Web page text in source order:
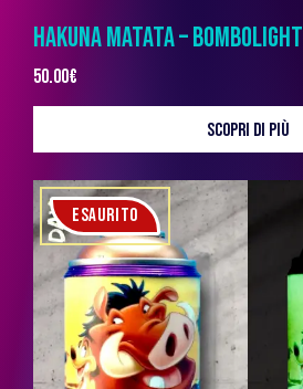
HAKUNA MATATA – BOMBOLIGHT
50.00€
SCOPRI DI PIÙ
ESAURITO